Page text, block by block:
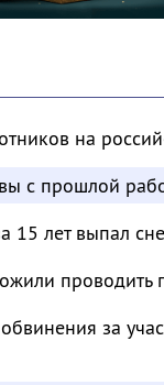
на
с прошлой
15 лет выпал
проводить
за